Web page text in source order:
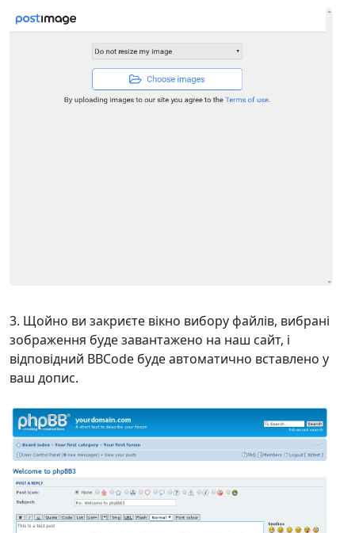
Щойно ви закриєте вікно вибору файлів, вибрані
зображення буде завантажено на наш сайт, і
відповідний BBCode буде автоматично вставлено у
ваш допис.